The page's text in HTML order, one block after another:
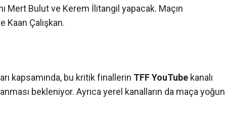
Mert Bulut ve Kerem İlitangil yapacak. Maçın
Kaan Çalışkan.
kapsamında, bu kritik finallerin TFF YouTube kanalı
bekleniyor. Ayrıca yerel kanalların da maça yoğun